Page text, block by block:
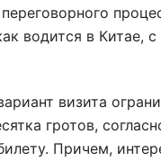
водится в Китае,
визита
гротов,
Причем,